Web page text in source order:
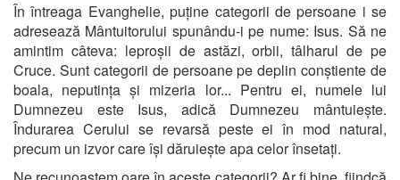
În întreaga Evanghelie, puține categorii de persoane i se
adresează Mântuitorului spunându-i pe nume: Isus. Să ne
amintim câteva: leproșii de astăzi, orbii, tâlharul de pe
Cruce. Sunt categorii de persoane pe deplin conștiente de
boala, neputința și mizeria lor... Pentru ei, numele lui
Dumnezeu este Isus, adică Dumnezeu mântuiește.
Îndurarea Cerului se revarsă peste ei în mod natural,
precum un izvor care își dăruiește apa celor însetați.